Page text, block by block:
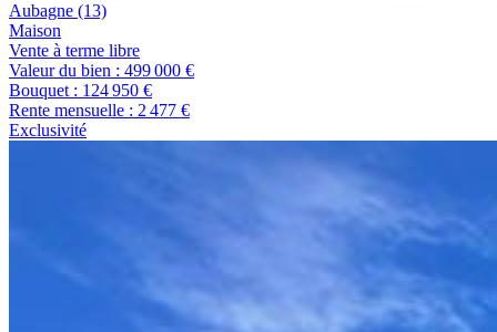
Aubagne (13)
maison
Vente à terme libre
Valeur du bien : 499 000 €
Bouquet : 124 950 €
Rente mensuelle : 2 477 €
Exclusivité